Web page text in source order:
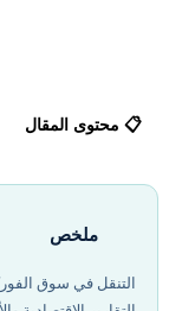
📋 محتوى المقال
ملخص
التنقل في سوق